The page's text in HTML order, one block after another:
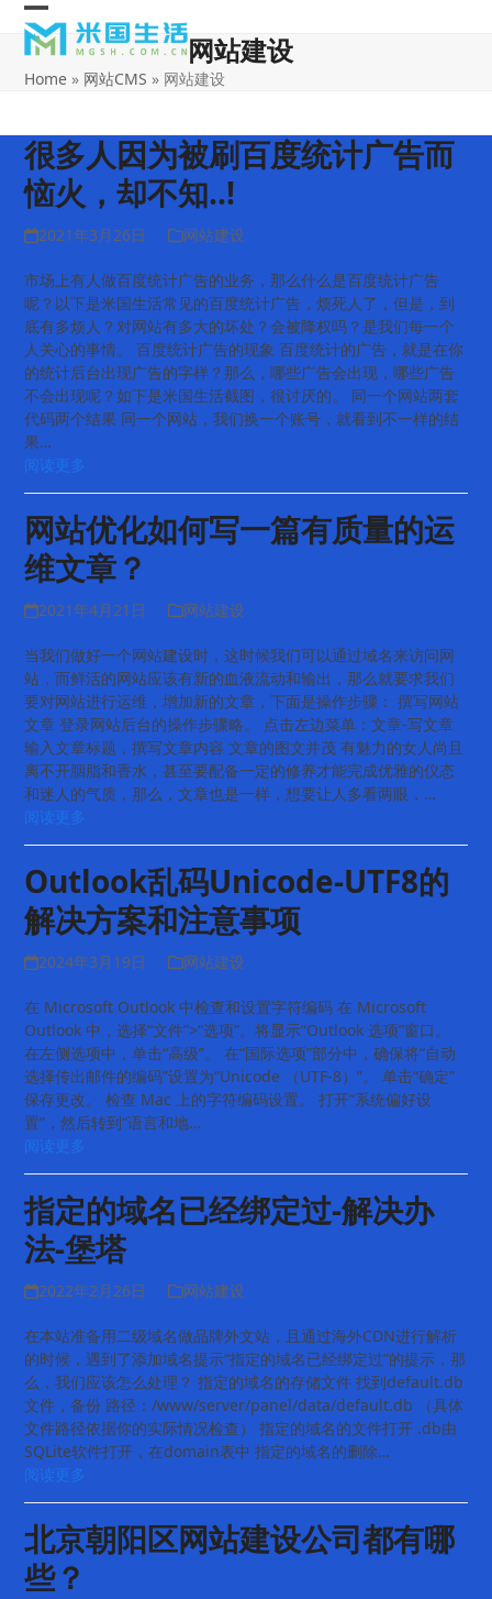
Skip
content
Open
mobile
Close
mobile
网站建设
Home » 网站CMS » 网站建设
很多人因为被刷百度统计广告而
恼火，却不知..!
2021年3月26日 网站建设
市场上有人做百度统计广告的业务，那么什么是百度统计广告
呢？以下是米国生活常见的百度统计广告，烦死人了，但是，到
底有多烦人？对网站有多大的坏处？会被降权吗？是我们每一个
人关心的事情。 百度统计广告的现象 百度统计的广告，就是在你
的统计后台出现广告的字样？那么，哪些广告会出现，哪些广告
不会出现呢？如下是米国生活截图，很讨厌的。 同一个网站两套
代码两个结果 同一个网站，我们换一个账号，就看到不一样的结
果…
阅读更多
网站优化如何写一篇有质量的运
维文章？
2021年4月21日 网站建设
当我们做好一个网站建设时，这时候我们可以通过域名来访问网
站，而鲜活的网站应该有新的血液流动和输出，那么就要求我们
要对网站进行运维，增加新的文章，下面是操作步骤： 撰写网站
文章 登录网站后台的操作步骤略。 点击左边菜单：文章-写文章
输入文章标题，撰写文章内容 文章的图文并茂 有魅力的女人尚且
离不开胭脂和香水，甚至要配备一定的修养才能完成优雅的仪态
和迷人的气质，那么，文章也是一样，想要让人多看两眼，…
阅读更多
Outlook乱码Unicode-UTF8的
解决方案和注意事项
2024年3月19日 网站建设
在 Microsoft Outlook 中检查和设置字符编码 在 Microsoft
Outlook 中，选择“文件”>“选项”。将显示“Outlook 选项”窗口。
在左侧选项中，单击“高级”。 在“国际选项”部分中，确保将“自动
选择传出邮件的编码”设置为“Unicode （UTF-8）”。 单击“确定”
保存更改。 检查 Mac 上的字符编码设置。 打开“系统偏好设
置”，然后转到“语言和地…
阅读更多
指定的域名已经绑定过-解决办
法-堡塔
2022年2月26日 网站建设
在本站准备用二级域名做品牌外文站，且通过海外CDN进行解析
的时候，遇到了添加域名提示“指定的域名已经绑定过”的提示，那
么，我们应该怎么处理？ 指定的域名的存储文件 找到default.db
文件，备份 路径：/www/server/panel/data/default.db （具体
文件路径依据你的实际情况检查） 指定的域名的文件打开 .db由
SQLite软件打开，在domain表中 指定的域名的删除…
阅读更多
北京朝阳区网站建设公司都有哪
些？